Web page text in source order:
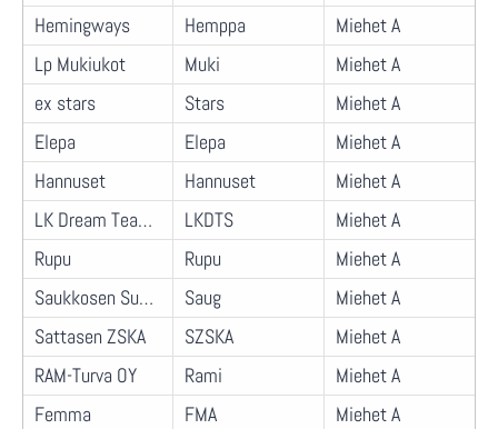
Hemingways
Hemppa
Miehet A
Lp Mukiukot
Muki
Miehet A
ex stars
Stars
Miehet A
Elepa
Elepa
Miehet A
Hannuset
Hannuset
Miehet A
LK Dream Team + Simo
LKDTS
Miehet A
Rupu
Rupu
Miehet A
Saukkosen Suojatit
Saug
Miehet A
Sattasen ZSKA
SZSKA
Miehet A
RAM-Turva OY
Rami
Miehet A
Femma
FMA Miehet A